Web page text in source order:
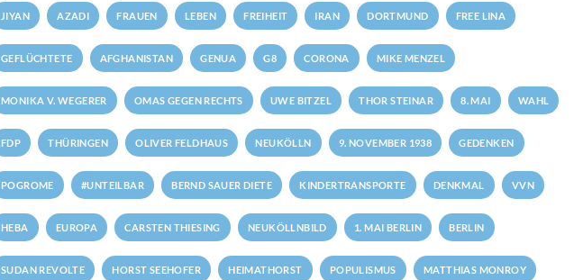
JIYAN AZADI FRAUEN LEBEN FREIHEIT IRAN DORTMUND FREE LINA
GEFLÜCHTETE AFGHANISTAN GENUA G8 CORONA MIKE MENZEL
MONIKA V. WEGERER OMAS GEGEN RECHTS UWE BITZEL THOR STEINAR 8. MAI WAHL
FDP THÜRINGEN OLIVER FELDHAUS NEUKÖLLN 9. NOVEMBER 1938 GEDENKEN
POGROME #UNTEILBAR BERND SAUER DIETE KINDERTRANSPORTE DENKMAL VVN
HEBA EUROPA CARSTEN THIESING NEUKÖLLNBILD 1. MAI BERLIN BERLIN
SUDAN REVOLTE HORST SEEHOFER HEIMATHORST POPULISMUS MATTHIAS MONROY